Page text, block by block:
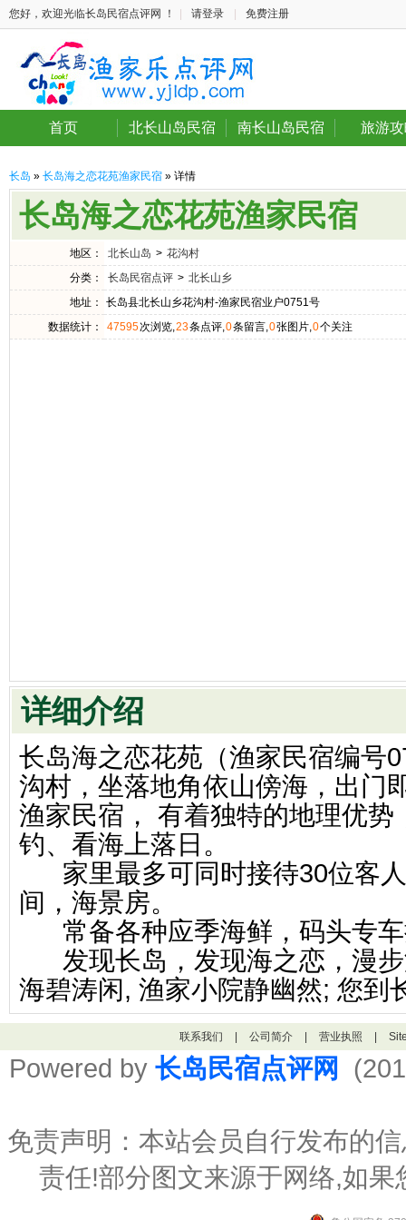
您好，欢迎光临长岛民宿点评网 ！ 请登录 免费注册
首页 北长山岛民宿 南长山岛民宿 旅游
长岛 » 长岛海之恋花苑渔家民宿 » 详情
长岛海之恋花苑渔家民宿
地区： 北长山岛 > 花沟村
分类：
长岛民宿点评 > 北长山乡
地址：
长岛县北长山乡花沟村-渔家民宿业户0751号
数据统计：
47595次浏览,23条点评,0条留言,0张图片,0个关注
详细介绍
长岛海之恋花苑（渔家民宿编号
沟村，坐落地角依山傍海，出门
渔家民宿， 有着独特的地理优
钓、看海上落日。
家里最多可同时接待30位客人
间，海景房。
常备各种应季海鲜，码头专
发现长岛，发现海之恋，漫步
海碧涛闲, 渔家小院静幽然; 您到
联系我们 公司简介 营业执照
Powered by 长岛民宿点评网
免责声明：本站会员自行发布的
责任!部分图文来源于网络,如